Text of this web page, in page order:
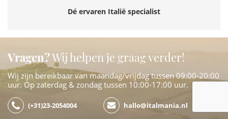
Dé ervaren Italië specialist
Vragen?Wij helpen je graag verder!
Wij zijn bereikbaar van maandag/vrijdag tussen 09:00-20:00
uur. Op zaterdag & zondag tussen 10:00-17:00 uur.
(+31)23-2054004 hallo@italmania.nl